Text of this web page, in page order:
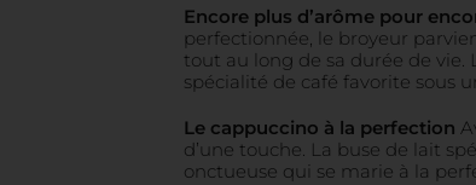
Encore plus d’arôme pour
perfectionnée, le broyeur
tout au long de sa durée de vie.
spécialité de café favorite sous
Le cappuccino à la perfection
d’une touche. La buse de lait
onctueuse qui se marie à la